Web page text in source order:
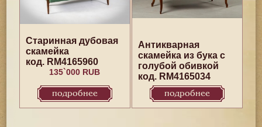
Старинная дубовая
скамейка
код. RM4165960
135`000 RUB
подробнее
Антикварная
скамейка из бука с
голубой обивкой
код. RM4165034
подробнее